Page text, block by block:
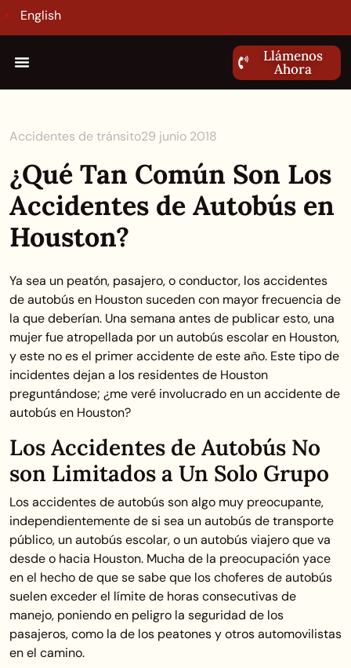
English
Llámenos
Ahora
Accidentes de tránsito29 junio 2018
¿Qué Tan Común Son Los
Accidentes de Autobús en
Houston?
Ya sea un peatón, pasajero, o conductor, los accidentes
de autobús en Houston suceden con mayor frecuencia de
la que deberían. Una semana antes de publicar esto, una
mujer fue atropellada por un autobús escolar en Houston,
y este no es el primer accidente de este año. Este tipo de
incidentes dejan a los residentes de Houston
preguntándose; ¿me veré involucrado en un accidente de
autobús en Houston?
Los Accidentes de Autobús No
son Limitados a Un Solo Grupo
Los accidentes de autobús son algo muy preocupante,
independientemente de si sea un autobús de transporte
público, un autobús escolar, o un autobús viajero que va
desde o hacia Houston. Mucha de la preocupación yace
en el hecho de que se sabe que los choferes de autobús
suelen exceder el límite de horas consecutivas de
manejo, poniendo en peligro la seguridad de los
pasajeros, como la de los peatones y otros automovilistas
en el camino.